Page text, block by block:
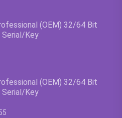
(OEM) 32/64 Bit
Serial/Key
(OEM) 32/64 Bit
Serial/Key
uit 5